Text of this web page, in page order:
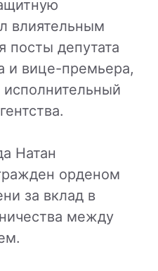
влиятельным
посты депутата
и вице-премьера,
исполнительный
Натан
орденом
за вклад в
между